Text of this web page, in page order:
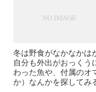
冬は野食がなかなかは
自分も外出がおっくう
わった魚や、付属のオ
か）なんかを探してみ